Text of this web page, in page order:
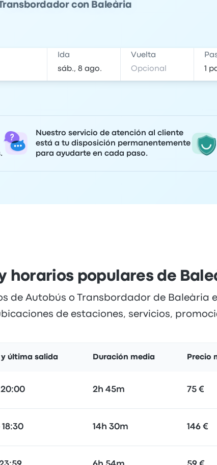
con Baleària
Ida Vuelta
Nuestro servicio de atención al cliente
está a tu disposición permanentemente
para ayudarte en cada paso.
horarios populares de
de Autobús o Transbordador de Baleària
de estaciones, servicios,
y última salida Duración media Precio
20:00 2h 45m 75 €
14h 30m 146 €